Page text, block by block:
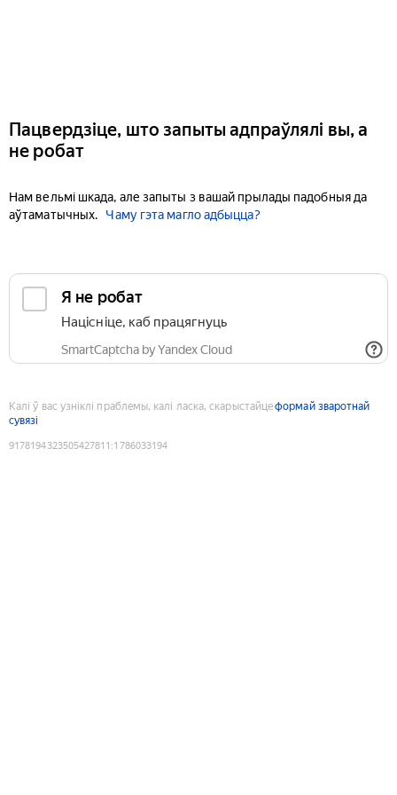
Пацвердзіце, што запыты адпраўлялі вы, а
не робат
Нам вельмі шкада, але запыты з вашай прылады падобныя да
аўтаматычных.
Чаму гэта магло адбыцца?
Я не робат
Націсніце, каб працягнуць
SmartCaptcha by Yandex Cloud
Калі ў вас узніклі праблемы, калі ласка, скарыстайцеформай зваротнай
сувязі
9178194323505427811 :1786033194